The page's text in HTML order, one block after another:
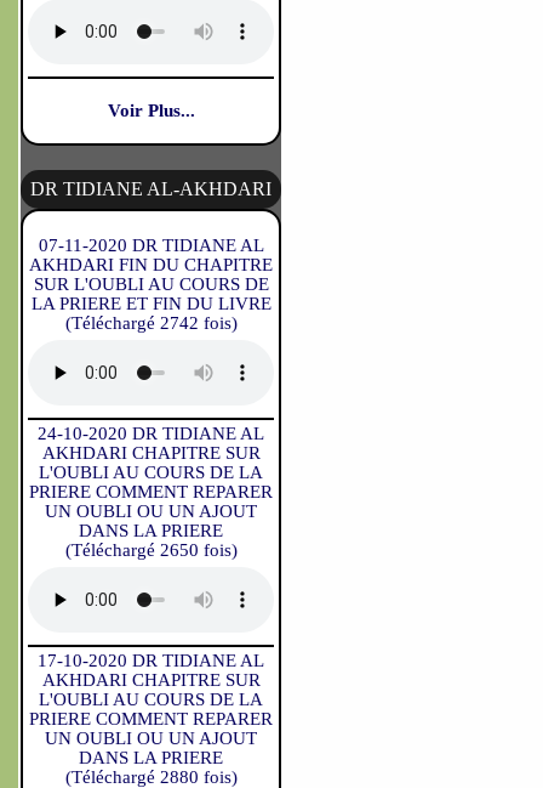
Voir Plus...
DR TIDIANE AL-AKHDARI
07-11-2020 DR TIDIANE AL
AKHDARI FIN DU CHAPITRE
SUR L'OUBLI AU COURS DE
LA PRIERE ET FIN DU LIVRE
(Téléchargé 2742 fois)
24-10-2020 DR TIDIANE AL
AKHDARI CHAPITRE SUR
L'OUBLI AU COURS DE LA
PRIERE COMMENT REPARER
UN OUBLI OU UN AJOUT
DANS LA PRIERE
(Téléchargé 2650 fois)
17-10-2020 DR TIDIANE AL
AKHDARI CHAPITRE SUR
L'OUBLI AU COURS DE LA
PRIERE COMMENT REPARER
UN OUBLI OU UN AJOUT
DANS LA PRIERE
(Téléchargé 2880 fois)